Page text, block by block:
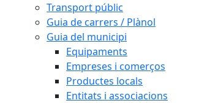
Transport públic
Guia de carrers / Plànol
Guia del municipi
Equipaments
Empreses i comerços
Productes locals
Entitats i associacions